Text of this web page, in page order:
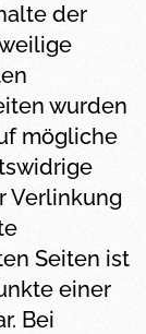
der
wurden
mögliche
Verlinkung
Seiten ist
einer
Bei